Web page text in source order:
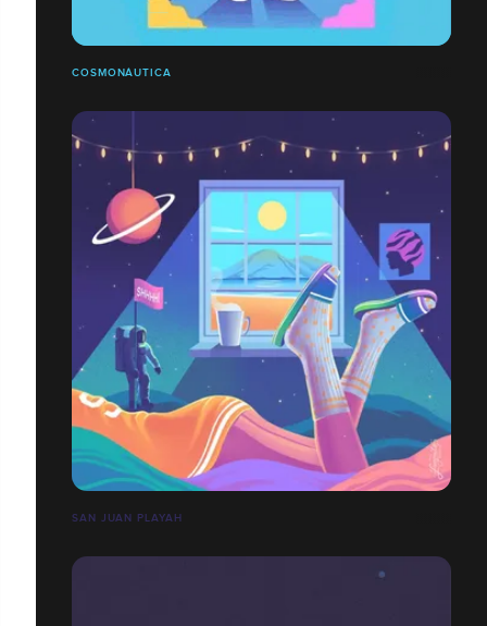
COSMONÁUTICA
SAN JUAN PLAYAH